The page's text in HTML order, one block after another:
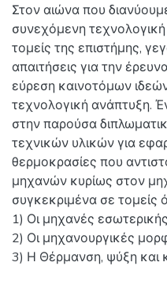
Στον αιώνα που
συνεχόμενη
τομείς της επιστήμης,
απαιτήσεις για την
εύρεση καινοτόμων
τεχνολογική ανάπτυξη.
στην παρούσα
τεχνικών υλικών για
θερμοκρασίες που
μηχανών κυρίως στον
συγκεκριμένα σε τομείς
1) Οι μηχανές
2) Οι μηχανουργικές
3) Η Θέρμανση, ψύξη και